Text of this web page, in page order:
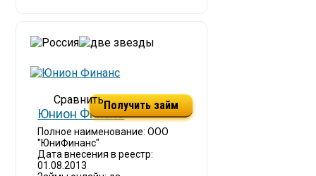
Юнион Финанс
Полное наименование: ООО
"ЮниФинанс"
Дата внесения в реестр:
01.08.2013
Получить займ